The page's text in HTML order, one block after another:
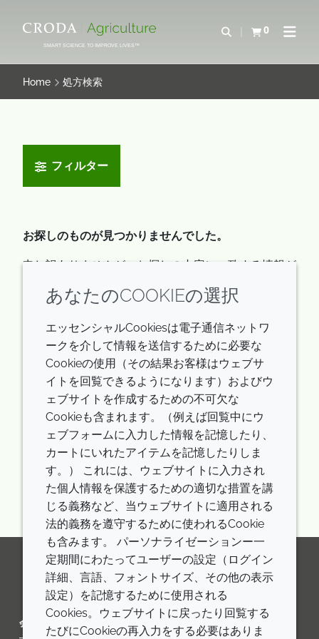
ン
を
ー
ス
SMART SCIENCE TO IMPROVE LIVES™
検索を開く
0
カートを確認す
ナビ
Home 処方検索
フィルター
お探しのものが見つかりませんでした。
申し訳ありませんが、お探しの内容に一致する情報が
ポートいたします！
以下の方法をお試しください：
スペルを再確認してください。
異なるキーワードや、より広範なキーワードを使
用してください。
より一般的な用語を試してください。
さらなるサポートが必要な場合はお問い合わせくださ
LinkedInYoutubeLine
会社 LEGAL
あなたのCOOKIEの選択
エッセンシャルCookiesは電子通信ネットワ
ークを介して情報を送信するために必要な
Cookieの使用（その結果お客様はウェブサ
イトを回覧できるようになります）およびウ
ェブサイトを作成するための不可欠な
Cookieも含まれます。（例えば回覧中にウ
ェブフォームに入力した情報を記憶したり、
カートにいれたアイテムを記憶したりしま
す。） これには、ウェブサイトに入力され
た個人情報を保護するための適切な措置を講
じる義務など、当ウェブサイトに適用される
法的義務を遵守するために使われるCookie
も含みます。 パーソナライゼーションー一
定期間にわたってユーザーの設定（ログイン
詳細、言語、フォントサイズ、その他の表示
設定）を記憶するために使用される
Cookies。ウェブサイトに戻ったり回覧する
たびにCookieの再入力をする必要はありま